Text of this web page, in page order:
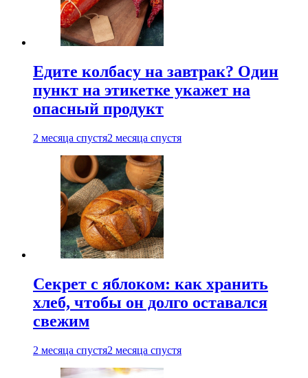
Едите колбасу на завтрак? Один
пункт на этикетке укажет на
опасный продукт
2 месяца спустя2 месяца спустя
Секрет с яблоком: как хранить
хлеб, чтобы он долго оставался
свежим
2 месяца спустя2 месяца спустя